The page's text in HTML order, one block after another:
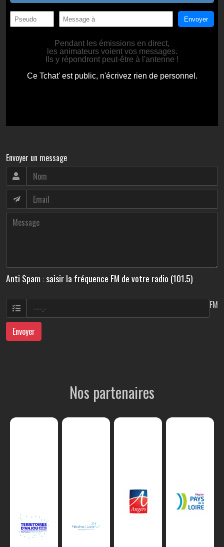
Envoyer un message
Anti Spam : saisir la fréquence FM de votre radio (101.5)
FM
Envoyer
Nos partenaires